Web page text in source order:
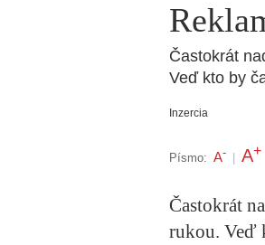
Častokrát
Veď kto by
Inzercia
Písmo: A- A+
Častokrát
rukou. Veď